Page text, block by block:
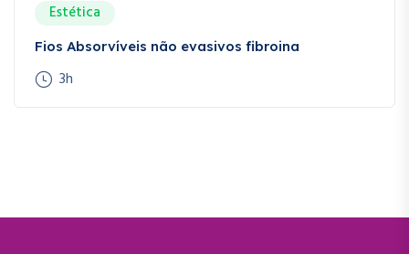
Estética
Fios Absorvíveis não evasivos fibroina
3h